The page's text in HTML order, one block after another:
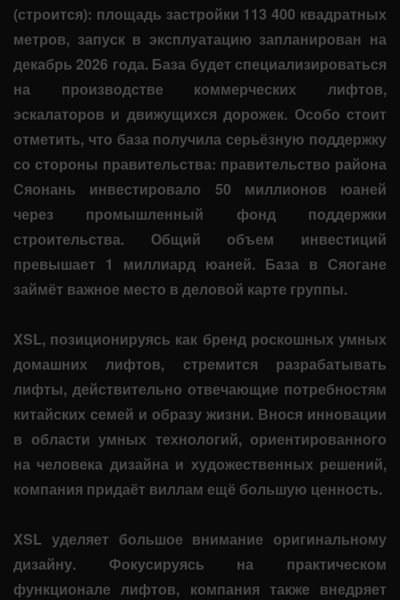
(строится): площадь застройки 113 400 квадратных
метров, запуск в эксплуатацию запланирован на
декабрь 2026 года. База будет специализироваться
на производстве коммерческих лифтов,
эскалаторов и движущихся дорожек. Особо стоит
отметить, что база получила серьёзную поддержку
со стороны правительства: правительство района
Сяонань инвестировало 50 миллионов юаней
через промышленный фонд поддержки
строительства. Общий объем инвестиций
превышает 1 миллиард юаней. База в Сяогане
займёт важное место в деловой карте группы.
XSL, позиционируясь как бренд роскошных умных
домашних лифтов, стремится разрабатывать
лифты, действительно отвечающие потребностям
китайских семей и образу жизни. Внося инновации
в области умных технологий, ориентированного
на человека дизайна и художественных решений,
компания придаёт виллам ещё большую ценность.
XSL уделяет большое внимание оригинальному
дизайну. Фокусируясь на практическом
функционале лифтов, компания также внедряет